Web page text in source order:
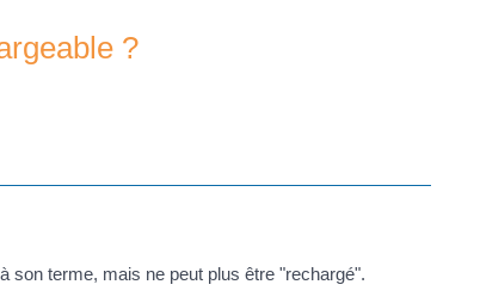
?
son terme, mais ne peut plus être "rechargé".